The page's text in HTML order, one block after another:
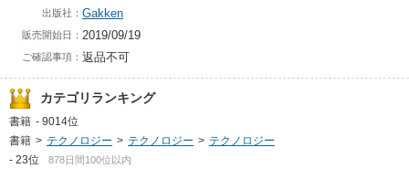
出版社： Gakken
販売開始日： 2019/09/19
ご確認事項： 返品不可
カテゴリランキング
書籍 - 9014位
書籍 > テクノロジー > テクノロジー > テクノロジー
- 23位 878日間100位以内